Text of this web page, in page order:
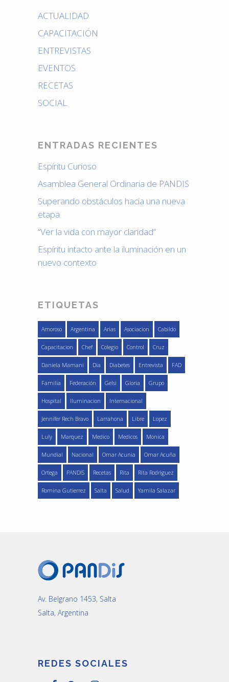
ACTUALIDAD
CAPACITACIÓN
ENTREVISTAS
EVENTOS
RECETAS
SOCIAL
ENTRADAS RECIENTES
Espíritu Curioso
Asamblea General Ordinaria de PANDIS
Superando obstáculos hacia una nueva
etapa
“Ver la vida con mayor claridad”
Espíritu intacto ante la iluminación en un
nuevo contexto
ETIQUETAS
Amoroso Argentina Arias Asociacion Cabildo
Capacitacion Chef Colegio Control Cruz
Daniela Mamani Dia Diabetes Entrevista FAD
Familia Federación Gelsi Gloria Grupo
Hospital Iluminacion Internacional
Jennifer Rech Bravo Larrahona Libre Lopez
Luly Marquez Medico Medicos Monica
Mundial Nacional Omar Acunia Omar Acuña
Ortega PANDIS Recetas Rita Rita Rodriguez
Romina Gutierrez Salta Salud Yamila Salazar
Av. Belgrano 1453, Salta
Salta, Argentina
REDES SOCIALES